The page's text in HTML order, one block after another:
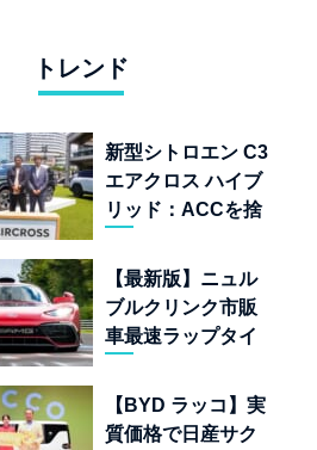
トレンド
新型シトロエン C3
エアクロス ハイブ
リッド：ACCを捨
毯」を手に入れた
フランスの異端児
【最新版】ニュル
ブルクリンク市販
車最速ラップタイ
22台を一挙公開
【BYD ラッコ】実
質価格で日産サク